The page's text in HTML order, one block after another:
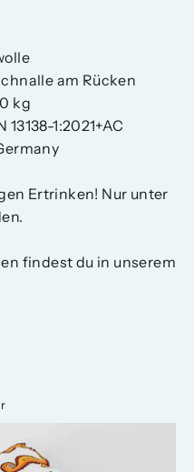
am Rücken
kg
1:2021+AC
Ertrinken! Nur unter
findest du in unserem